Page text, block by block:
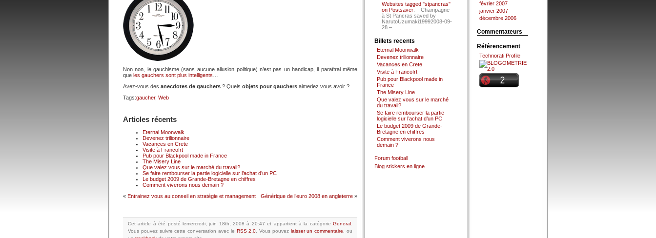
Non non, le gauchisme (sans aucune allusion politique) n’est pas un handicap, il paraîtrai même
que les gauchers sont plus intelligents
Avez-vous des anecdotes de gauchers ? Quels objets pour gauchers aimeriez vous avoir ?
Tags:gaucher, Web
Articles récents
Eternal Moonwalk
Devenez trilionnaire
Vacances en Crete
Visite à Francofrt
Pub pour Blackpool made in France
The Misery Line
Que valez vous sur le marché du travail?
Se faire rembourser la partie logicielle sur l’achat d’un PC
Le budget 2009 de Grande-Bretagne en chiffres
Comment viverons nous demain ?
« Entrainez vous au conseil en stratégie et management Générique de l’euro 2008 en angleterre »
Cet article à été posté lemercredi, juin 18th, 2008 à 20:47et appartient à la catégorie General
Vous pouvez suivre cette conversation avec le RSS 2.0 .Vous pouvez laisser un commentaire
, ou
Websites tagged "stpancras"
on Postsaver: – Champagne
à St Pancras saved by
NarutoUzumaki19992008-09-
28 –...
Billets recents
Eternal Moonwalk
Devenez trilionnaire
Vacances en Crete
Visite à Francofrt
Pub pour Blackpool made in
France
The Misery Line
Que valez vous sur le marché
du travail?
Se faire rembourser la partie
logicielle sur l’achat d’un PC
Le budget 2009 de Grande-
Bretagne en chiffres
Comment viverons nous
demain ?
Forum football
Blog stickers en ligne
février 2007
janvier 2007
décembre 2006
Commentateurs
Référencement
Technorati Profile